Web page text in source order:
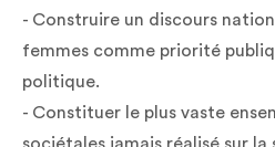
- Construire un discours
femmes comme priorité
politique.
- Constituer le plus vaste